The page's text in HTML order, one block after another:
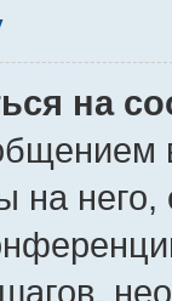
на
на